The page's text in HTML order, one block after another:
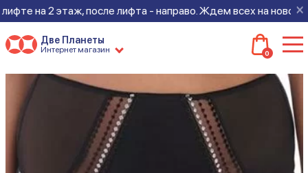
×
на 2 этаж, после лифта - направо. Ждем всех на новом
Две Планеты
Интернет магазин 0